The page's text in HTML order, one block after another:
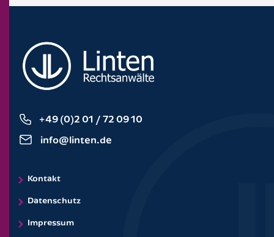
+49 (0)2 01 / 72 09 10
info@linten.de
Kontakt
Datenschutz
Impressum